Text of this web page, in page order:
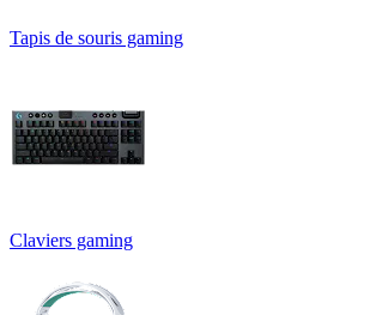
Tapis de souris gaming
Claviers gaming